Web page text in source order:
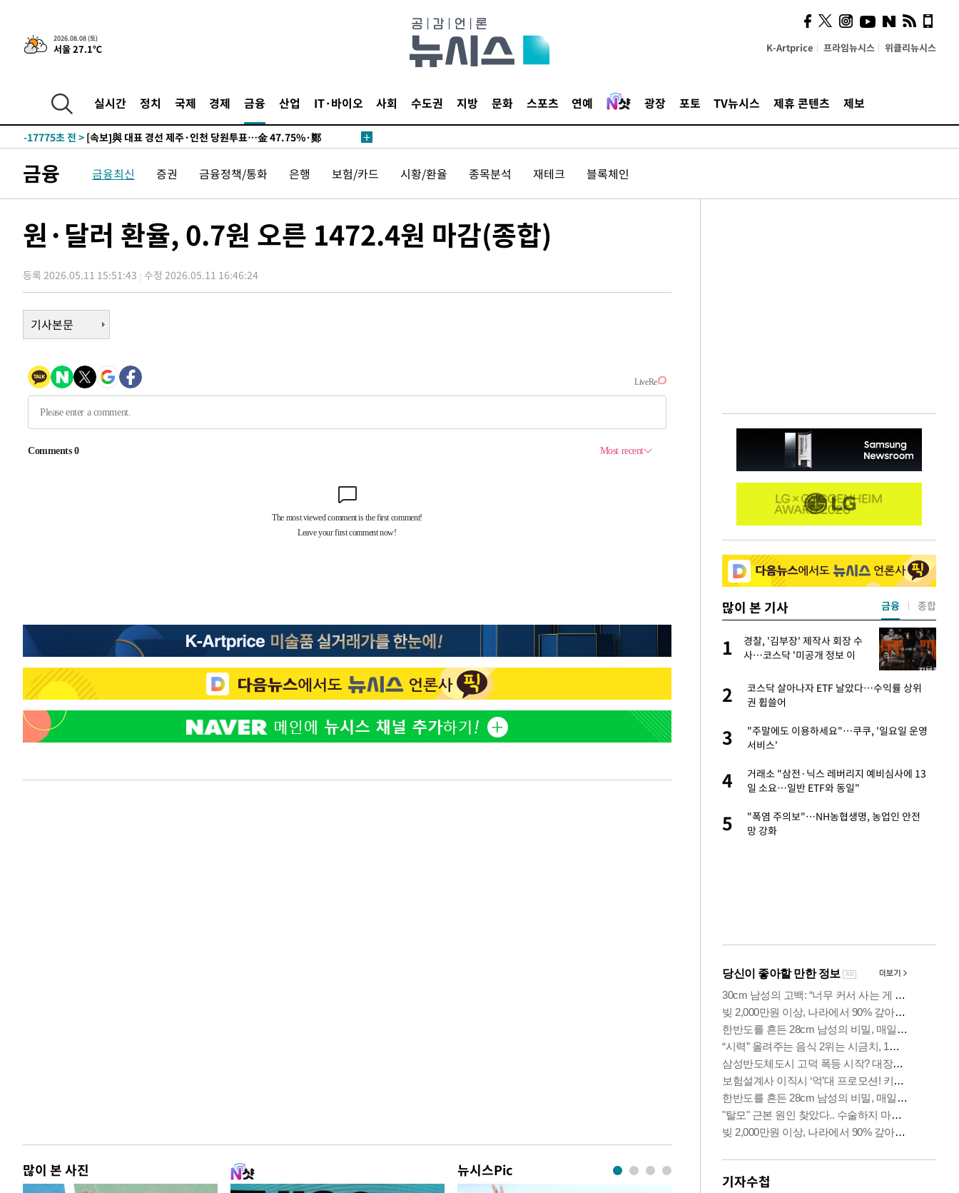
2026.08.08 (토)
서울 27.1℃ K-Artprice 프라임뉴시스 위클리뉴시스
실시간 정치 국제 경제 금융 산업 IT·바이오 사회 수도권 지방 문화 스포츠 연예 광장 포토 TV뉴시스 제휴 콘텐츠 제보
9시간 전 >[속보]뉴욕증시 상승 마감…S&P 0.6% 나스닥 1.3%↑
한민수·김용 순
-18493초 전 >
[속보]김민석, 與 전대 당원투표 누적 득표율 45.42%로 1위… 정
청래 44.56%
-17775초 전 >[속보]與 대표 경선 제주·인천 당원투표…金 47.75%·鄭
42.08%·宋 10.17%
-17309초 전 >이강인 "아틀레티코 이적 기뻐…등번호 7번 의미보단 팀 위해 뛸
것"
-17244초 전 >
[속보]與 당대표 경선, 제주·인천 권리당원 투표 김민석 승리
-11018초 전 >
틀레티코 이적"
-10070초 전 >수도권 40도 육박 '펄펄'…동해안 일부 지역엔 호의주의보
-9039초 전 >온열질환 사망자 3명 늘어…누적 환자 3000명 돌파
-2984초 전 >강릉에 시간당 81.4㎜ 물폭탄…도로 잠기고 담벼락 붕괴
53분 전 >선재도서 해루질 나섰다 실종 60대, 닷새 만에 숨진 채 발견
1시간 전 >남자 농구, 나고야 아시안게임서 '홈팀' 일본과 한일전
2시간 전 >극한폭염 한풀 꺾이지만…'낮 최고 35도' 무더위, 열대야 계속[다음주
날씨]
3시간 전 >축구협회 "압수수색·성접대 논란 사과…쇄신의 기회로 삼겠다"
4시간 전 >[속보]'압수수색·성접대 논란' 축구협회 "실망과 걱정 안겨드려 죄송"
7시간 전 >'최고 37도' 폭염 지속…강원동해안 최대 150㎜ 비
9시간 전 >[속보]뉴욕증시 상승 마감…S&P 0.6% 나스닥 1.3%↑
[속보]與최고위원 제주·인천 순회경선…박선원·최민희·서미화·
[속보]김민석, 與 전대 당원투표 누적 득표율 45.42%로 1위… 정
[속보]與 대표 경선 제주·인천 당원투표…金 47.75%·鄭
틀레티코 이적"
-10070초 전 >수도권 40도 육박 '펄펄'…동해안 일부 지역엔 호의주의보
-9039초 전 >
온열질환 사망자 3명 늘어…누적 환자 3000명 돌파
-2984초 전 >강릉에 시간당 81.4㎜ 물폭탄…도로 잠기고 담벼락 붕괴
15분 전 >
백운산서 80년근 천종산삼 9뿌리 발견…감정가 1.3억원
53분 전 >선재도서 해루질 나섰다 실종 60대, 닷새 만에 숨진 채 발견
1시간 전 >
남자 농구, 나고야 아시안게임서 '홈팀' 일본과 한일전
날씨]
금융 금융최신 증권 금융정책/통화 은행 보험/카드 시황/환율 종목분석 재테크 블록체인
원·달러 환율, 0.7원 오른 1472.4원 마감(종합)
등록 2026.05.11 15:51:43 수정 2026.05.11 16:46:24
기사본문
많이 본 사진 뉴시스Pic
많이 본 기사
"손 떨림 포착"…카라 한승
연, 건강 괜찮나 팬들 '걱정'
2
3
김희철, 거꾸로 걸린 광복절 태극기 현수막에
"X돌았네"
4
1
경찰, '김부장' 제작사 회장 수
사…코스닥 '미공개 정보 이
2
코스닥 살아나자 ETF 날았다…수익률 상위
권 휩쓸어
3
"주말에도 이용하세요"…쿠쿠, '일요일 운영
서비스'
4
거래소 "삼전·닉스 레버리지 예비심사에 13
일 소요…일반 ETF와 동일"
5
"폭염 주의보"…NH농협생명, 농업인 안전
망 강화
금융 종합
기자수첩